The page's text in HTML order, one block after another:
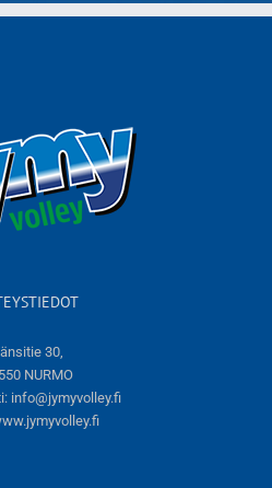
30,
NURMO
info@jymyvolley.fi